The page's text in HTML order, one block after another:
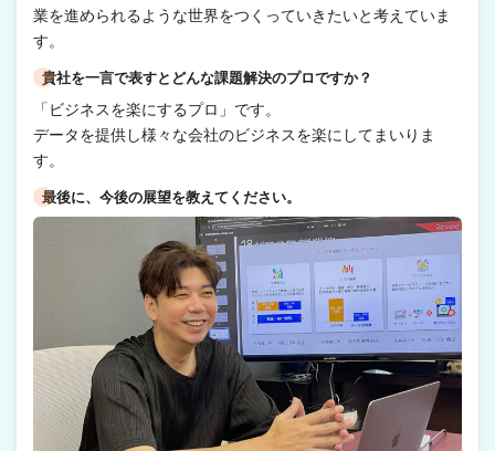
業を進められるような世界をつくっていきたいと考えていま
す。
貴社を一言で表すとどんな課題解決のプロですか？
「ビジネスを楽にするプロ」です。
データを提供し様々な会社のビジネスを楽にしてまいりま
す。
最後に、今後の展望を教えてください。